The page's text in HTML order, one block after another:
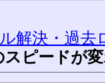
解決・過去
スピードが